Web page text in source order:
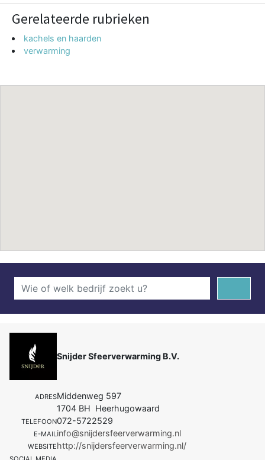
Gerelateerde rubrieken
kachels en haarden
verwarming
Snijder Sfeerverwarming B.V.
ADRESMiddenweg 597
1704 BH Heerhugowaard
TELEFOON072-5722529
E-MAIL info@snijdersfeerverwarming.nl
WEBSITEhttp://snijdersfeerverwarming.nl/